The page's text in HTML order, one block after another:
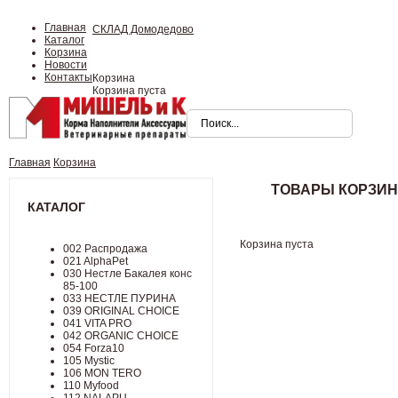
Главная
Каталог
Корзина
Новости
Контакты
СКЛАД Домодедово
Корзина
Корзина пуста
Главная Корзина
КАТАЛОГ
002 Распродажа
021 AlphaPet
030 Нестле Бакалея конc
85-100
033 НЕСТЛЕ ПУРИНА
039 ORIGINAL CHOICE
041 VITA PRO
042 ORGANIC CHOICE
054 Forza10
105 Mystic
106 MON TERO
110 Myfood
ТОВАРЫ
Корзина пуста